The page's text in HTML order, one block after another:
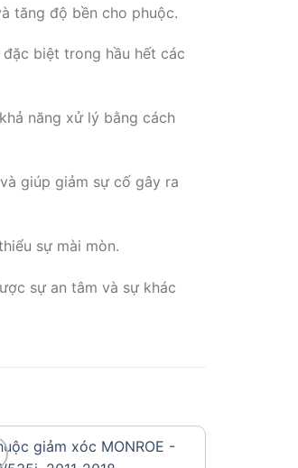
tăng độ bền cho phuộc.
biệt trong hầu hết các
năng xử lý bằng cách
giúp giảm sự cố gây ra
sự mài mòn.
sự an tâm và sự khác